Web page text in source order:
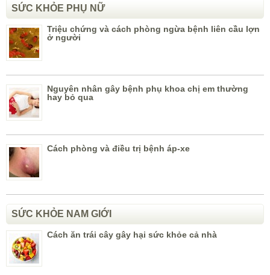
SỨC KHỎE PHỤ NỮ
Triệu chứng và cách phòng ngừa bệnh liên cầu lợn
ở người
Nguyên nhân gây bệnh phụ khoa chị em thường
hay bỏ qua
Cách phòng và điều trị bệnh áp-xe
SỨC KHỎE NAM GIỚI
Cách ăn trái cây gây hại sức khỏe cả nhà